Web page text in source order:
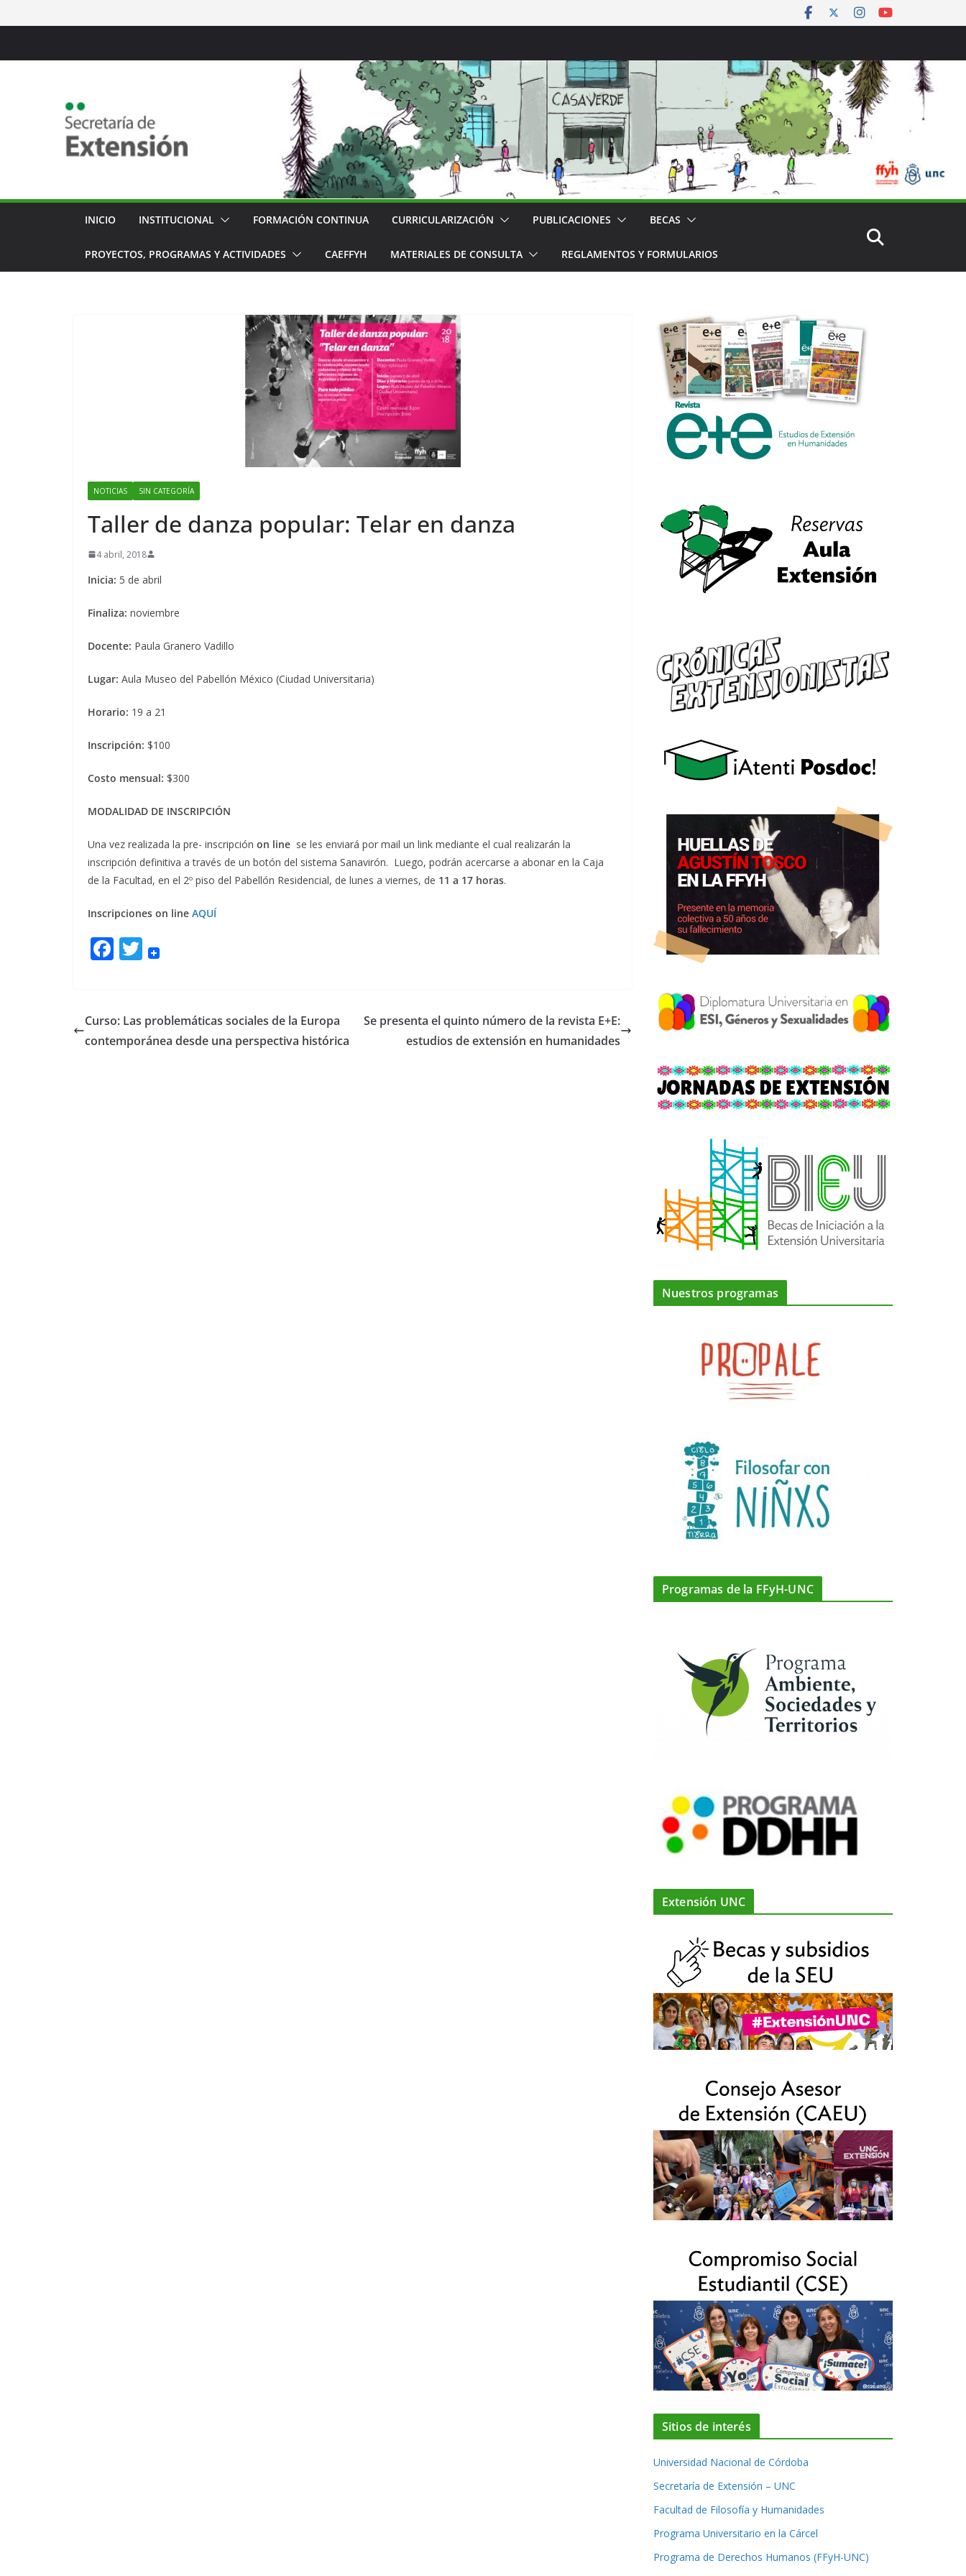
al
INICIO INSTITUCIONAL FORMACIÓN CONTINUA CURRICULARIZACIÓN PUBLICACIONES BECAS
PROYECTOS, PROGRAMAS Y ACTIVIDADES CAEFFYH MATERIALES DE CONSULTA REGLAMENTOS Y FORMULARIOS
NOTICIAS SIN CATEGORÍA
Taller de danza popular: Telar en danza
4 abril, 2018
Inicia: 5 de abril
Finaliza: noviembre
Docente: Paula Granero Vadillo
Lugar: Aula Museo del Pabellón México (Ciudad Universitaria)
Horario: 19 a 21
Inscripción: $100
Costo mensual: $300
MODALIDAD DE INSCRIPCIÓN
Una vez realizada la pre- inscripción on line se les enviará por mail un link mediante el cual realizarán la
inscripción definitiva a través de un botón del sistema Sanavirón. Luego, podrán acercarse a abonar en la Caja
de la Facultad, en el 2º piso del Pabellón Residencial, de lunes a viernes, de 11 a 17 horas.
Inscripciones on line AQUÍ
F
ac
b
o
T
er
Curso: Las problemáticas sociales de la Europa
contemporánea desde una perspectiva histórica
Se presenta el quinto número de la revista E+E:
estudios de extensión en humanidades
Nuestros programas
Programas de la FFyH-UNC
Extensión UNC
Sitios de interés
Universidad Nacional de Córdoba
Secretaría de Extensión – UNC
Facultad de Filosofía y Humanidades
Programa Universitario en la Cárcel
Programa de Derechos Humanos (FFyH-UNC)